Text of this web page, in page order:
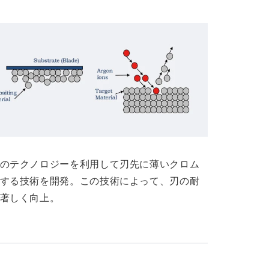
テクノロジーを利用して刃先に薄いクロム
る技術を開発。この技術によって、刃の耐
しく向上。